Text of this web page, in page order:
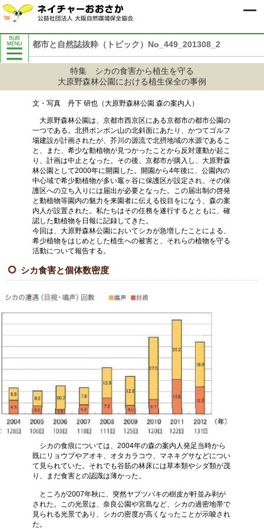
都市と自然誌抜粋（トピック）No_449_201308_2
特集 シカの食害から植生を守る
大原野森林公園における植生保全の事例
文・写真 丹下 研也（大原野森林公園 森の案内人）
大原野森林公園は、京都市西京区にある京都市の都市公園の
一つである。北摂ポンポン山の北斜面にあたり、かつてゴルフ
場建設が計画されたが、芥川の源流で北摂地域の水源であるこ
と、また、希少な動植物が見つかったことから反対運動が起こ
り、計画は中止となった。その後、京都市が購入し、大原野森
林公園として2000年に開園した。開園から4年後に、公園内の
中心域で希少動植物が多い竈ヶ谷に保護区が設定され、その保
護区への立ち入りには届出が必要となった。この届出制の啓発
と動植物等園内の魅力を来園者に伝える役目をになう、森の案
内人が設置された。私たちはその任務を遂行するとともに、確
認した動植物を日報に記録してきた。
今回は、大原野森林公園においてシカが急増したことによる、
希少植物をはじめとした植生への被害と、それらの植物を守る
活動について報告する。
シカ食害と個体数密度
シカの食痕については、2004年の森の案内人発足当時から
既にリョウブやアオキ、オタカラコウ、マネキグサなどについ
て見られていた。それでも谷筋の林床には草本類やシダ類が茂
り、まだ食害との認識は薄かった。
ところが2007年秋に、突然ヤブツバキの樹皮が軒並み剥が
された。この光景は、奈良公園や宮島など、シカの過密地帯で
見られる光景であり、シカの密度が高くなったことが示唆され
た。
当協会について
組織図
50周年記念事業
入会のご案内
事務所・アクセス
協会内部規程
コンプライアンス（内部通報窓口）
個人情報保護基本方針
協会活動の紹介
寄付のお願い
会報誌『都市と自然』
こどもと楽しむ自然の情報「しぜんに
タッチ」
事業報告書・決算書
理事会総会記録
理事会予定
40周年記念事業